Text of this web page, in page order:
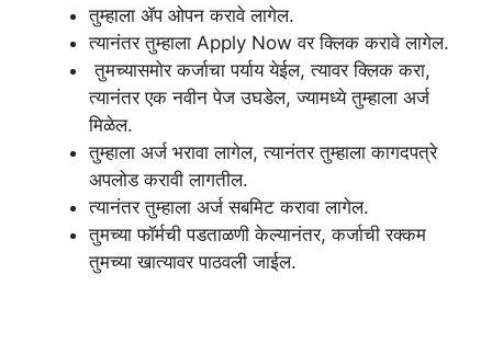
तुम्हाला ॲप ओपन करावे लागेल.
त्यानंतर तुम्हाला Apply Now वर क्लिक करावे लागेल.
तुमच्यासमोर कर्जाचा पर्याय येईल, त्यावर क्लिक करा,
त्यानंतर एक नवीन पेज उघडेल, ज्यामध्ये तुम्हाला अर्ज
मिळेल.
तुम्हाला अर्ज भरावा लागेल, त्यानंतर तुम्हाला कागदपत्रे
अपलोड करावी लागतील.
त्यानंतर तुम्हाला अर्ज सबमिट करावा लागेल.
तुमच्या फॉर्मची पडताळणी केल्यानंतर, कर्जाची रक्कम
तुमच्या खात्यावर पाठवली जाईल.